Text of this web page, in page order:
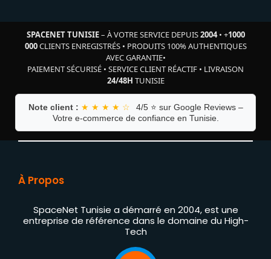
SPACENET TUNISIE– À VOTRE SERVICE DEPUIS2004• +1000
000CLIENTS ENREGISTRÉS• PRODUITS 100% AUTHENTIQUES
AVEC GARANTIE•
PAIEMENT SÉCURISÉ • SERVICE CLIENT RÉACTIF • LIVRAISON
24/48H TUNISIE
Note client : ★ ★ ★ ★ ☆
4/5 ⭐ sur Google Reviews –
Votre e-commerce de confiance en Tunisie.
À Propos
SpaceNet Tunisie a démarré en 2004, est une
entreprise de référence dans le domaine du High-
Tech